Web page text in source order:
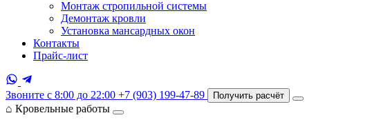
Монтаж стропильной системы
Демонтаж кровли
Установка мансардных окон
Контакты
Прайс-лист
Звоните с 8:00 до 22:00 +7 (903) 199-47-89 Получить расчёт
⌂ Кровельные работы